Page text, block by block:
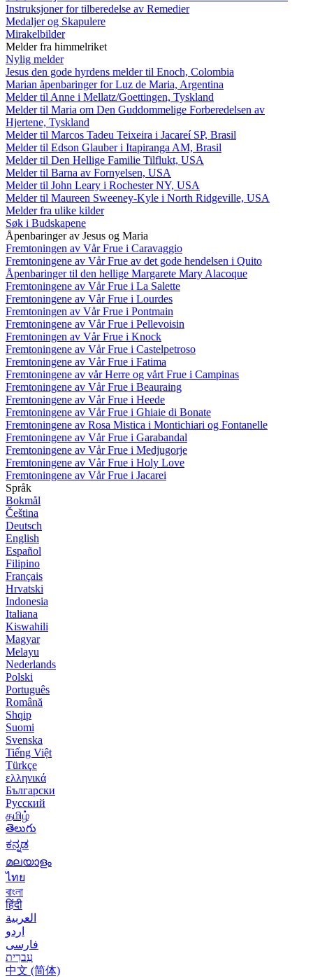
Instruksjoner for tilberedelse av Remedier
Medaljer og Skapulere
Mirakelbilder
Melder fra himmelriket
Nylig melder
Jesus den gode hyrdens melder til Enoch, Colombia
Marian åpenbaringer for Luz de Maria, Argentina
Melder til Anne i Mellatz/Goettingen, Tyskland
Melder til Maria om Den Guddommelige Forberedelsen av
Hjertene, Tyskland
Melder til Marcos Tadeu Teixeira i Jacareí SP, Brasil
Melder til Edson Glauber i Itapiranga AM, Brasil
Melder til Den Hellige Familie Tilflukt, USA
Melder til Barna av Fornyelsen, USA
Melder til John Leary i Rochester NY, USA
Melder til Maureen Sweeney-Kyle i North Ridgeville, USA
Melder fra ulike kilder
Søk i Budskapene
Åpenbaringer av Jesus og Maria
Fremtoningen av Vår Frue i Caravaggio
Fremtoningene av Vår Frue av det gode hendelsen i Quito
Åpenbaringer til den hellige Margarete Mary Alacoque
Fremtoningene av Vår Frue i La Salette
Fremtoningene av Vår Frue i Lourdes
Fremtoningen av Vår Frue i Pontmain
Fremtoningene av Vår Frue i Pellevoisin
Fremtoningen av Vår Frue i Knock
Fremtoningene av Vår Frue i Castelpetroso
Fremtoningene av Vår Frue i Fatima
Fremtoningene av vår Herre og vårt Frue i Campinas
Fremtoningene av Vår Frue i Beauraing
Fremtoningene av Vår Frue i Heede
Fremtoningene av Vår Frue i Ghiaie di Bonate
Fremtoningene av Rosa Mistica i Montichiari og Fontanelle
Fremtoningene av Vår Frue i Garabandal
Fremtoningene av Vår Frue i Medjugorje
Fremtoningene av Vår Frue i Holy Love
Fremtoningene av Vår Frue i Jacarei
Språk
Bokmål
Čeština
Deutsch
English
Español
Filipino
Français
Hrvatski
Indonesia
Italiana
Kiswahili
Magyar
Melayu
Nederlands
Polski
Português
Română
Shqip
Suomi
Svenska
Tiếng Việt
Türkçe
ελληνικά
Български
Русский
தமிழ்
తెలుగు
ಕನ್ನಡ
മലയാളം
ไทย
বাংলা
हिंदी
العربية
اردو
فارسی
עִברִית
中文 (简体)